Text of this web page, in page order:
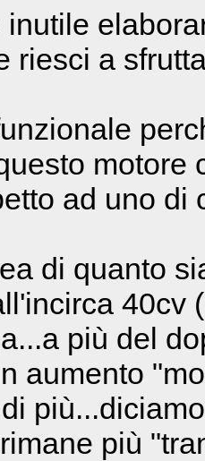
riesci a
motore
ad uno di
di quanto
40cv
più del
aumento
più